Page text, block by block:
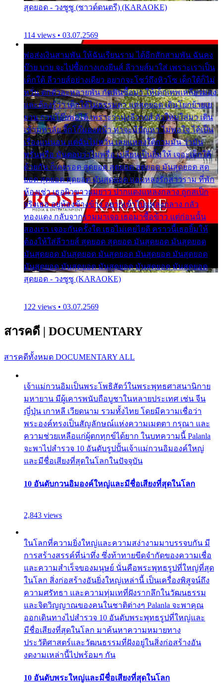
สุดยอด - วงซูซู (ซาวด์ดนตรี) (KARAOKE)
114 views • 03.07.2569
พ่อส่งเงินสามพัน ให้ฉันเรียนราม ได้อีกสักสามพัน ฉันคง
บ๊าย บาย จะไปซื้อกางเกงยีนส์ ลีวายส์มาใส่ เพราะเราเป็น
เด็กใต้ ลีวายส์อย่างเดียว อยากจะโชว์ถึงหิวโซ เด็กใต้ก็ไม่
หวั่น ตกตัวละหลายพัน กัดฟันซื้อมา ให้เด็กเทพเหลียวมอง
และต้องรู้ว่า เด็กใต้ไม่ธรรมดา แต่สุดยอด เดินโยกย้ายเย
ยวน กวนโอ๊ยพอได้ เพราะว่านุ่งลีวายส์ ตัวใหม่ใส่มา เดิน
เข้ามหาลัย จิ๊กโก๊มองหน้า ท่าจะมีปัญหา ไม่พอใจ ได้เป็น
เรื่องแน่นอน แต่ฉันไม่หวั่น เลยแหลงใต้ถามมัน ว่ามัน
พรั่นพรือ มันตอบว่าไม่พรื่อ เปลี่ยนเป็นยิ้มให้ เจอะเด็กใต้
ด้วยกัน ก็เลยรอด สุดยอด สุดยอด สุดยอด มันสุดยอด สุด
ยอด สุดยอด สุดยอด มันสุดยอด แอบหลงรักสาวราม ที่พัก
ห้องเช่า เธอผิวขาวผมยาว ปากแดงแหลงกลาง ถูกสเป็ก
จริงเธอ อยู่ห้องข้างข้าง อยากเข้าไปแหลงกลาง กลัว
ทองแดง กลับจากรามมาเจอ เธอมาซื้อข้าว แต่ก่อนนั้น
สองเรา เจอะกันครั้งใด เธอไม่เคยไยดี คราวนี้เธอยิ้มให้
ต้องให้ใส่ลีวายส์ สุดยอด สุดยอด มันสุดยอด มันสุดยอด
มันสุดยอด มันสุดยอด มันสุดยอด มันสุดยอด มันสุดยอด
มันสุดยอด มันสุดยอด มันสุดยอด มันสุดยอด มันสุดยอด
สุดยอด - วงซูซู (KARAOKE)
122 views • 03.07.2569
สารคดี | DOCUMENTARY
สารคดีทั้งหมด DOCUMENTARY ALL
เจ้าแม่กวนอิมเป็นพระโพธิสัตว์ในพระพุทธศาสนานิกาย
มหายาน มีผู้เคารพนับถือบูชาในหลายประเทศ เช่น จีน
ญี่ปุ่น เกาหลี เวียดนาม รวมทั้งไทย โดยมีความเชื่อว่า
พระองค์ทรงเป็นสัญลักษณ์แห่งความเมตตา กรุณา และ
ความช่วยเหลือแก่ผู้ตกทุกข์ได้ยาก ในบทความนี้ Palanla
จะพาไปสำรวจ 10 อันดับรูปปั้นเจ้าแม่กวนอิมองค์ใหญ่
และมีชื่อเสียงที่สุดในโลกในปัจจุบัน
10 อันดับกวนอิมองค์ใหญ่และมีชื่อเสียงที่สุดในโลก
2,843 views
ในโลกที่ความยิ่งใหญ่และความสง่างามมาบรรจบกัน มี
การสร้างสรรค์ที่น่าทึ่ง ซึ่งท้าทายขีดจำกัดของความเชื่อ
และความสำเร็จของมนุษย์ นั่นคือพระพุทธรูปที่ใหญ่ที่สุด
ในโลก สิ่งก่อสร้างอันยิ่งใหญ่เหล่านี้ เป็นเครื่องพิสูจน์ถึง
ความศรัทธา และความทุ่มเทที่ฝังรากลึกในวัฒนธรรม
และจิตวิญญาณของคนในชาติต่างๆ Palanla จะพาคุณ
ออกเดินทางไปสำรวจ 10 อันดับพระพุทธรูปที่ใหญ่และ
มีชื่อเสียงที่สุดในโลก มาค้นหาความหมายทาง
ประวัติศาสตร์และวัฒนธรรมที่ฝังอยู่ในสิ่งก่อสร้างอัน
งดงามเหล่านี้ไปพร้อมๆ กัน
10 อันดับพระใหญ่และมีชื่อเสียงที่สุดในโลก